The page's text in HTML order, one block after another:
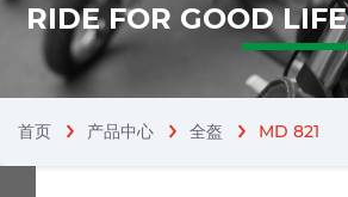
RIDE FOR GOOD LIFE
首页 chevron_right
产品中心 全盔 MD 821